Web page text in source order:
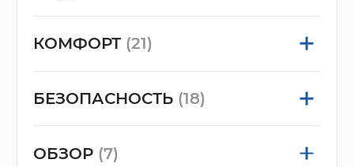
КОМФОРТ (21)
БЕЗОПАСНОСТЬ (18)
ОБЗОР (7)